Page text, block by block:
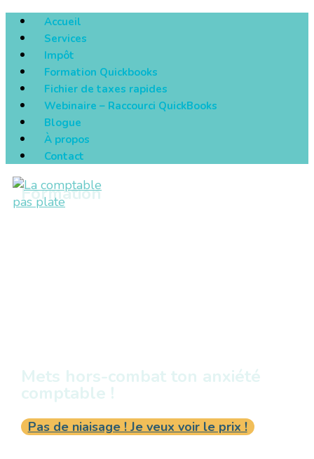
Accueil
Services
Impôt
Formation Quickbooks
Fichier de taxes rapides
Webinaire – Raccourci QuickBooks
Blogue
À propos
Contact
Formation
Mets hors-combat ton anxiété
comptable !
Pas de niaisage ! Je veux voir le prix !